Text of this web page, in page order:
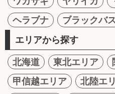
ヘラブナ
ブラックバス
エリアから探す
北海道 東北エリア
甲信越エリア
北陸エ